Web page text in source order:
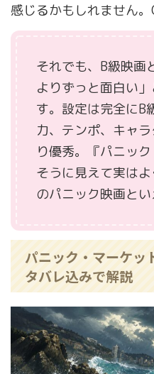
感じるかもしれません。
それでも、B級映画
よりずっと面白い
す。設定は完全にB
力、テンポ、キャ
り優秀。『パニッ
そうに見えて実は
のパニック映画とい
パニック・マーケッ
タバレ込みで解説